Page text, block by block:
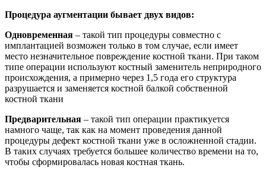
Процедура аугментации бывает двух видов:
Одновременная – такой тип процедуры совместно с
имплантацией возможен только в том случае, если имеет
место незначительное повреждение костной ткани. При таком
типе операции используют костный заменитель неприродного
происхождения, а примерно через 1,5 года его структура
разрушается и заменяется костной балкой собственной
костной ткани
Предварительная – такой тип операции практикуется
намного чаще, так как на момент проведения данной
процедуры дефект костной ткани уже в осложненной стадии.
В таких случаях требуется большее количество времени на то,
чтобы сформировалась новая костная ткань.